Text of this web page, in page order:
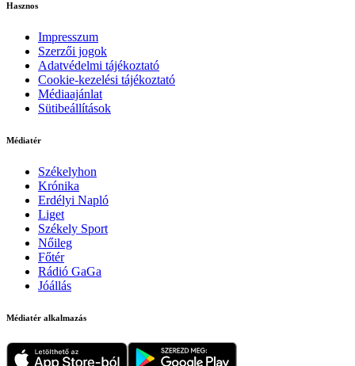
Hasznos
Impresszum
Szerzői jogok
Adatvédelmi tájékoztató
Cookie-kezelési tájékoztató
Médiaajánlat
Sütibeállítások
Médiatér
Székelyhon
Krónika
Erdélyi Napló
Liget
Székely Sport
Nőileg
Főtér
Rádió GaGa
Jóállás
Médiatér alkalmazás